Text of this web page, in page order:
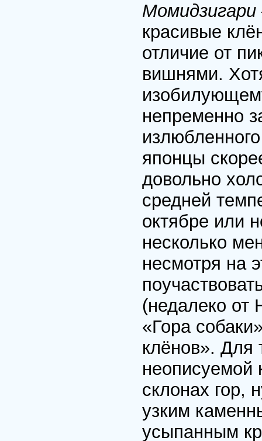
красивые
отличие от
вишнями.
непременно
японцы
довольно
средней
октябре или
несколько
несмотря на
(недалеко от
«Гора
клёнов». Для
склонах гор,
узким
усыпанным